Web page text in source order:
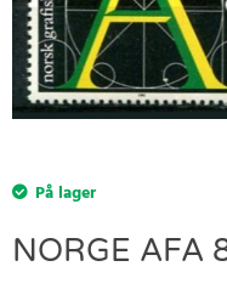
På lager
NORGE AFA